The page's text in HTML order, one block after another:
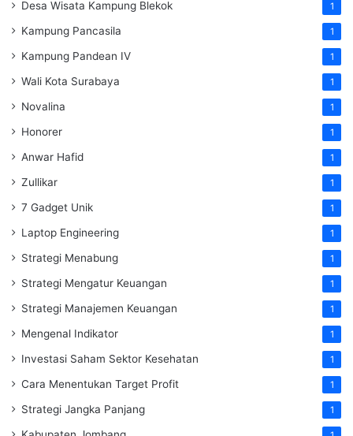
Desa Wisata Kampung Blekok 1
Kampung Pancasila 1
Kampung Pandean IV 1
Wali Kota Surabaya 1
Novalina 1
Honorer 1
Anwar Hafid 1
Zullikar 1
7 Gadget Unik 1
Laptop Engineering 1
Strategi Menabung 1
Strategi Mengatur Keuangan 1
Strategi Manajemen Keuangan 1
Mengenal Indikator 1
Investasi Saham Sektor Kesehatan 1
Cara Menentukan Target Profit 1
Strategi Jangka Panjang 1